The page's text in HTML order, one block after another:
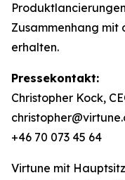
Zusammenhang mit
erhalten.
Pressekontakt:
Christopher Kock,
+46 70 073 45 64
Virtune mit